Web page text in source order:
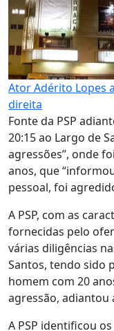
Ator Adérito Lopes
direita
Fonte da PSP
20:15 ao Largo de
agressões”, onde
anos, que
pessoal, foi
A PSP, com as
fornecidas pelo
várias diligências
Santos, tendo sido
homem com 20
agressão, adiantou
A PSP identificou